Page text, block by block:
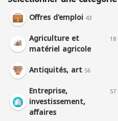
Offres d'emploi 43
Agriculture et
matériel agricole
18
Antiquités, art 56
Entreprise,
investissement,
affaires
57